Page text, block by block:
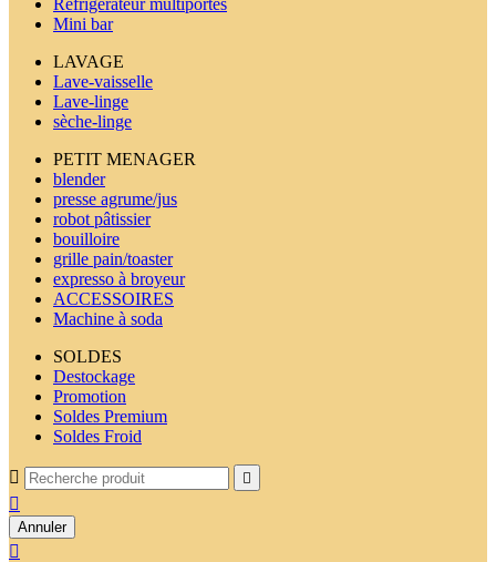
Réfrigérateur multiportes
Mini bar
LAVAGE
Lave-vaisselle
Lave-linge
sèche-linge
PETIT MENAGER
blender
presse agrume/jus
robot pâtissier
bouilloire
grille pain/toaster
expresso à broyeur
ACCESSOIRES
Machine à soda
SOLDES
Destockage
Promotion
Soldes Premium
Soldes Froid
 

Annuler
